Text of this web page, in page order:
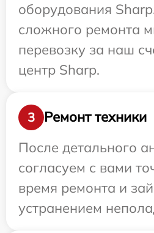
оборудования
сложного ремонта
перевозку за наш
центр Sharp.
3
Ремонт техники
После детального
согласуем с вами
время ремонта и
устранением